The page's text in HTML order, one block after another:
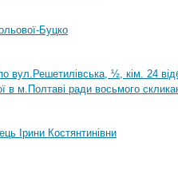
Буцко
вул.Решетилівська, ½, кім. 24
в м.Полтаві ради восьмого
Ірини Костянтинівни